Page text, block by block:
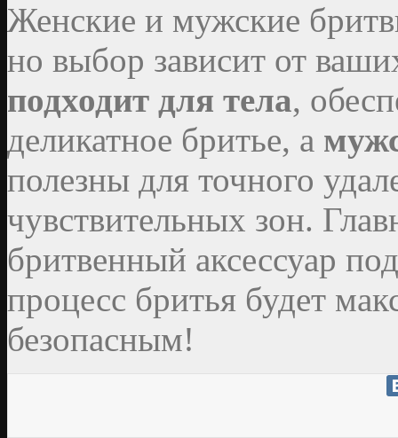
Женские и мужские
но выбор зависит от
подходит для тела,
деликатное бритье, а
полезны для точного
чувствительных зон.
бритвенный аксессуар
процесс бритья будет
безопасным!